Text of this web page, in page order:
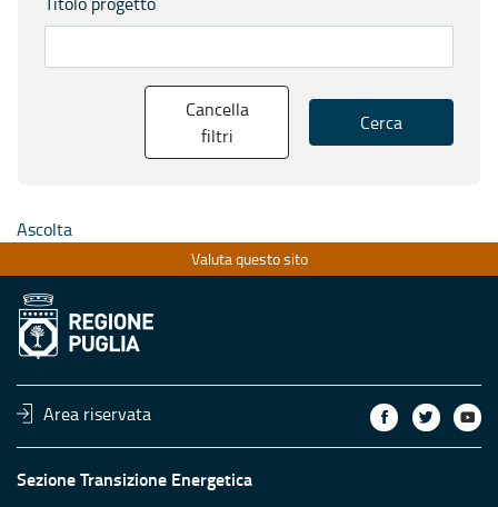
Cancella
filtri
Cerca
Ascolta
Valuta questo sito
Area riservata
Sezione Transizione Energetica